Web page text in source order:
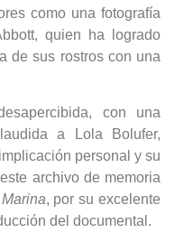
como una fotografía
quien ha logrado
de sus rostros con una
con una
a Lola Bolufer,
personal y su
archivo de memoria
, por su excelente
del documental.